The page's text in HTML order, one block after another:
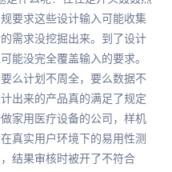
要求这些设计输入可能收集
需求没挖掘出来。到了设计
能没完全覆盖输入的要求。
么计划不周全，要么数据不
出来的产品真的满足了规定
家用医疗设备的公司，样机
真实用户环境下的易用性测
结果审核时被开了不符合